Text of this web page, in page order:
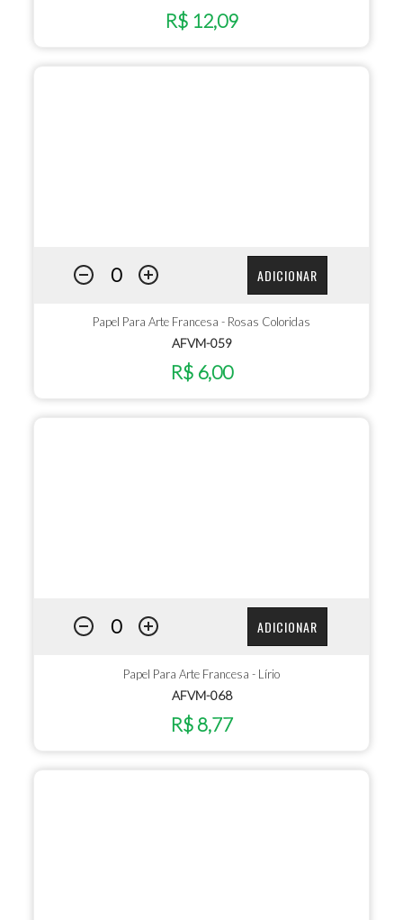
R$ 12,09
ADICIONAR
Papel Para Arte Francesa - Rosas Coloridas
AFVM-059
R$ 6,00
ADICIONAR
Papel Para Arte Francesa - Lírio
AFVM-068
R$ 8,77